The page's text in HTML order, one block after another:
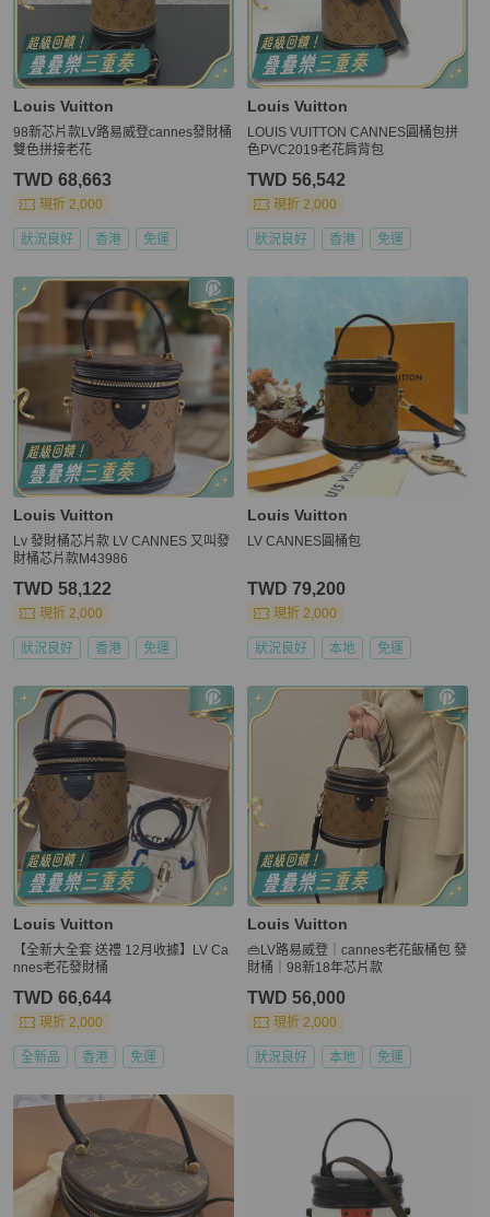
Louis Vuitton
98新芯片款LV路易威登cannes發財桶
雙色拼接老花
TWD 68,663
現折 2,000
狀況良好 香港 免運
Louis Vuitton
LOUIS VUITTON CANNES圓桶包拼
色PVC2019老花肩背包
TWD 56,542
現折 2,000
狀況良好 香港 免運
Louis Vuitton
Lv 發財桶芯片款 LV CANNES 又叫發
財桶芯片款M43986
TWD 58,122
現折 2,000
狀況良好 香港 免運
Louis Vuitton
LV CANNES圓桶包
TWD 79,200
現折 2,000
狀況良好 本地 免運
Louis Vuitton
【全新大全套 送禮 12月收據】LV Ca
nnes老花發財桶
TWD 66,644
現折 2,000
全新品 香港 免運
Louis Vuitton
👜LV路易威登｜cannes老花飯桶包 發
財桶｜98新18年芯片款
TWD 56,000
現折 2,000
狀況良好 本地 免運